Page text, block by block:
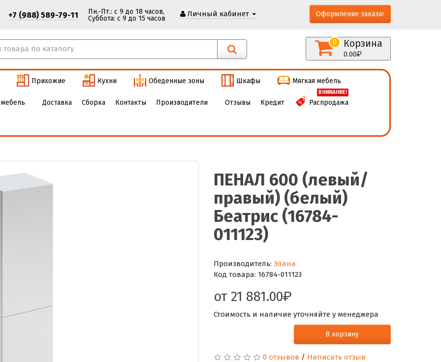
+7 (988) 589-79-11
Пн.-Пт.: с 9 до 18 часов,
Cуббота: с 9 до 15 часов
Личный кабинет Оформление заказа
Корзина
0
0.00
Прихожие Кухни Обеденные зоны Шкафы Мягкая мебель
Доставка Сборка Контакты Производители Отзывы Кредит
ВНИМАНИЕ!
Распродажа
ПЕНАЛ 600 (левый/
правый) (белый)
Беатрис (16784-
011123)
Производитель: Элана
Код товара: 16784-011123
от 21 881.00
Стоимость и наличие уточняйте у менеджера
В корзину
0 отзывов / Написать отзыв